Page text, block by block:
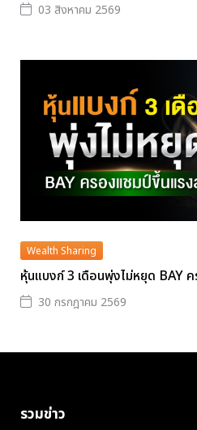
03 สิงหาคม 2569
Wealth Sharing
หุ้นแบงก์ 3 เดือนพุ่งไม่หยุด BAY
30 กรกฎาคม 2569
รวมข่าว